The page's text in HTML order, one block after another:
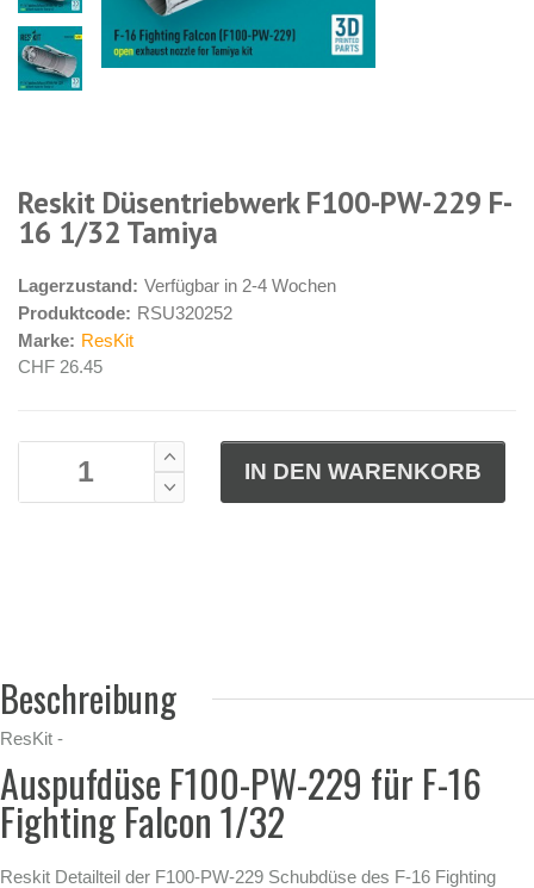
Reskit Düsentriebwerk F100-PW-229 F-
16 1/32 Tamiya
Lagerzustand: Verfügbar in 2-4 Wochen
Produktcode: RSU320252
Marke: ResKit
CHF 26.45
Beschreibung
ResKit -
Auspufdüse F100-PW-229 für F-16
Fighting Falcon 1/32
Reskit Detailteil der F100-PW-229 Schubdüse des F-16 Fighting